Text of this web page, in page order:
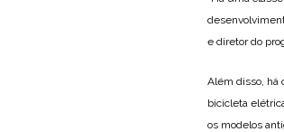
e diretor do
Além disso, há
bicicleta
os modelos